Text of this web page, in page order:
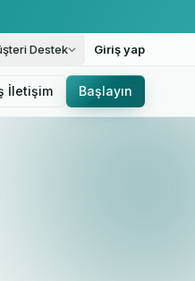
Destek Giriş yap
İletişim Başlayın